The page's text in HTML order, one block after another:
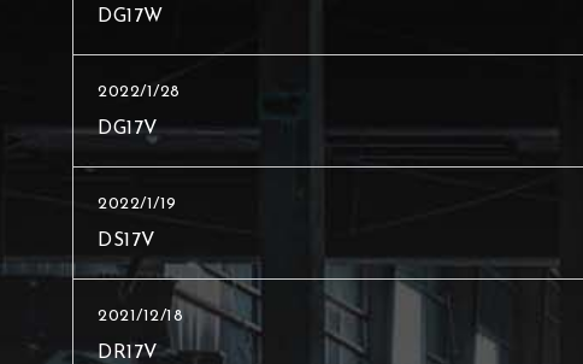
DG17W
2022/1/28
DG17V
2022/1/19
DS17V
2021/12/18
DR17V